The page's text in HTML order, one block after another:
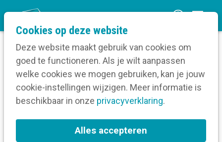
Cookies op deze website
Deze website maakt gebruik van cookies om
goed te functioneren. Als je wilt aanpassen
welke cookies we mogen gebruiken, kan je jouw
cookie-instellingen wijzigen. Meer informatie is
beschikbaar in onze privacyverklaring.
Alles accepteren
n
m
Home
Contact
Contact
Heb je een vraag over je lidmaatschap of over